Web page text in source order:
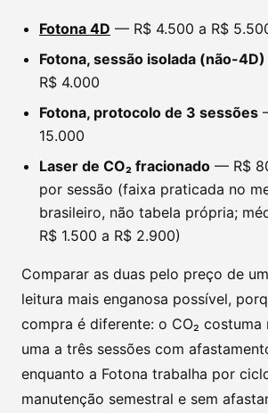
Fotona 4D — R$ 4.500 a R$
Fotona, sessão isolada (não-4D)
R$ 4.000
Fotona, protocolo de 3 sessões
15.000
Laser de CO₂ fracionado — R$
por sessão (faixa praticada no
brasileiro, não tabela própria;
R$ 1.500 a R$ 2.900)
Comparar as duas pelo preço de
leitura mais enganosa possível,
compra é diferente: o CO₂ costuma
uma a três sessões com
enquanto a Fotona trabalha por
manutenção semestral e sem